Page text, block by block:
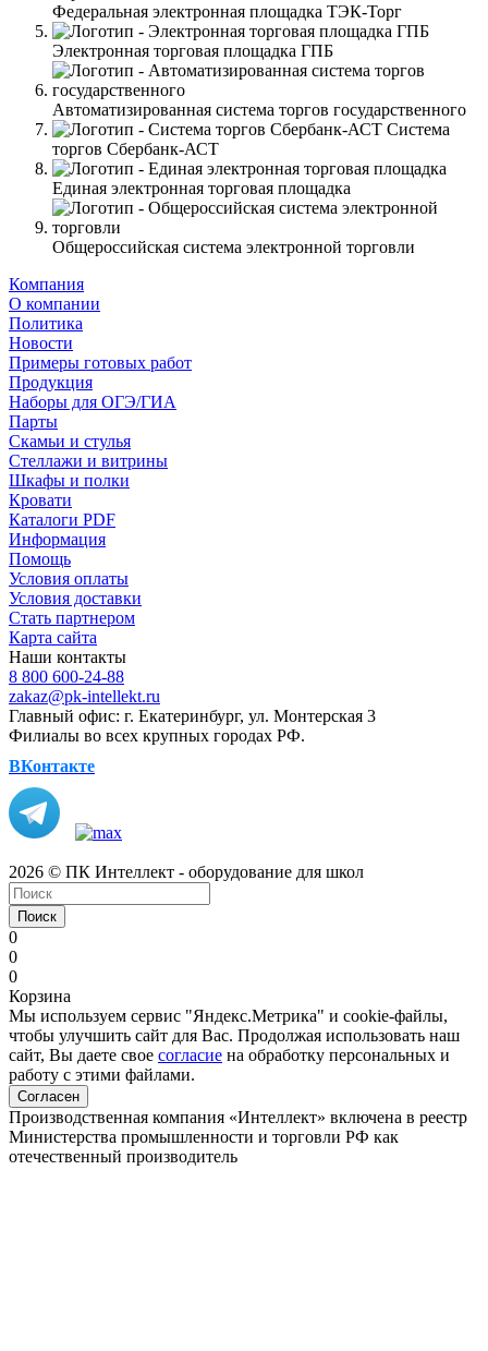
Федеральная электронная площадка ТЭК-Торг
Электронная торговая площадка ГПБ
Автоматизированная система торгов государственного
Система
торгов Сбербанк-АСТ
Единая электронная торговая площадка
Общероссийская система электронной торговли
Компания
О компании
Политика
Новости
Примеры готовых работ
Продукция
Наборы для ОГЭ/ГИА
Парты
Скамьи и стулья
Стеллажи и витрины
Шкафы и полки
Кровати
Каталоги PDF
Информация
Помощь
Условия оплаты
Условия доставки
Стать партнером
Карта сайта
Наши контакты
8 800 600-24-88
zakaz@pk-intellekt.ru
Главный офис: г. Екатеринбург, ул. Монтерская 3
Филиалы во всех крупных городах РФ.
ВКонтакте
2026 © ПК Интеллект - оборудование для школ
Поиск
0
0
0
Корзина
Мы используем сервис "Яндекс.Метрика" и cookie-файлы,
чтобы улучшить сайт для Вас. Продолжая использовать наш
сайт, Вы даете свое согласие на обработку персональных и
работу с этими файлами.
Согласен
Производственная компания «Интеллект» включена в реестр
Министерства промышленности и торговли РФ как
отечественный производитель